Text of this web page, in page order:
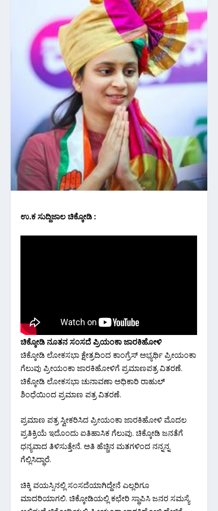
ಉ.ಕ ಸುದ್ದಿಜಾಲ ಚಿಕ್ಕೋಡಿ :
ಚಿಕ್ಕೋಡಿ ನೂತನ‌ ಸಂಸದೆ ಪ್ರಿಯಂಕಾ ಜಾರಕಿಹೋಳಿ
ಚಿಕ್ಕೋಡಿ ಲೋಕಸಭಾ ಕ್ಷೇತ್ರದಿಂದ ಕಾಂಗ್ರೆಸ್ ಅಭ್ಯರ್ಥಿ ಪ್ರೀಯಂಕಾ
ಗೆಲುವು ಪ್ರೀಯಂಕಾ ಜಾರಕಿಹೋಳಿಗೆ ಪ್ರಮಾಣಪತ್ರ ವಿತರಣೆ.
ಚಿಕ್ಕೋಡಿ ಲೋಕಸಭಾ ಚುನಾವಣಾ ಅಧಿಕಾರಿ ರಾಹುಲ್
ಶಿಂಧೆಯಿಂದ ಪ್ರಮಾಣ ಪತ್ರ ವಿತರಣೆ.
ಪ್ರಮಾಣ ಪತ್ರ ಸ್ವೀಕರಿಸಿದ ಪ್ರೀಯಂಕಾ ಜಾರಕಿಹೋಳಿ ಮೊದಲ
ಪ್ರತಿಕ್ರಿಯೆ ಇದೊಂದು ಐತಿಹಾಸಿಕ ಗೆಲುವು. ಚಿಕ್ಕೋಡಿ ಜನತೆಗೆ
ಧನ್ಯವಾದ ತಿಳಿಸುತ್ತೇನೆ. ಅತಿ ಹೆಚ್ಚಿನ ಮತಗಳಿಂದ ನನ್ನನ್ನ
ಗೆಲ್ಲಿಸಿದ್ಧಾರೆ.
ಚಿಕ್ಕಿ ವಯಸ್ಸಿನಲ್ಲಿ ಸಂಸದೆಯಾಗಿದ್ದೇನೆ ಎಲ್ಲರಿಗೂ
ಮಾದರಿಯಾಗಲಿ. ಚಿಕ್ಕೋಡಿಯಲ್ಲಿ ಕಛೇರಿ ಸ್ಥಾಪಿಸಿ ಜನರ ಸಮಸ್ಯೆ